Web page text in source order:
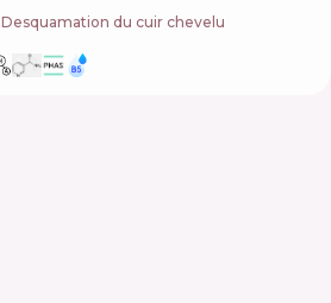
Desquamation du cuir chevelu